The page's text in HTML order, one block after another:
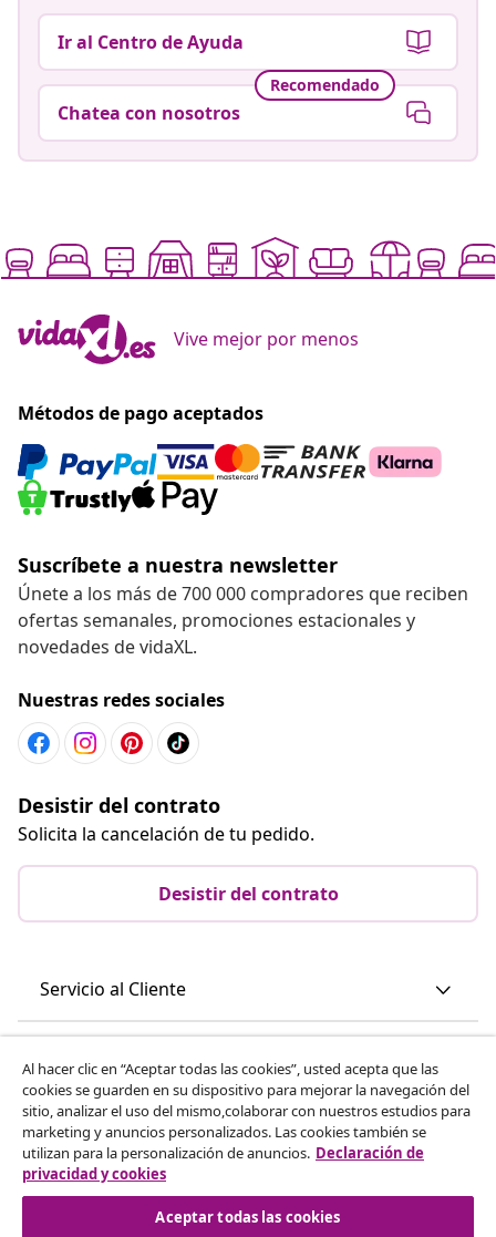
Ir al Centro de Ayuda
Recomendado
Chatea con nosotros
Vive mejor por menos
Métodos de pago aceptados
Suscríbete a nuestra newsletter
Únete a los más de 700 000 compradores que reciben
ofertas semanales, promociones estacionales y
novedades de vidaXL.
Nuestras redes sociales
Desistir del contrato
Solicita la cancelación de tu pedido.
Desistir del contrato
Servicio al Cliente
vidaXL
Descubre mas
Al hacer clic en “Aceptar todas las cookies”, usted acepta que las
cookies se guarden en su dispositivo para mejorar la navegación del
sitio, analizar el uso del mismo,colaborar con nuestros estudios para
marketing y anuncios personalizados. Las cookies también se
utilizan para la personalización de anuncios. Declaración de
privacidad y cookies
Aceptar todas las cookies